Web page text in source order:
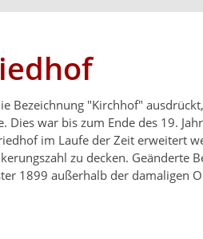
Bezeichnung "Kirchhof"
Dies war bis zum Ende des 19.
im Laufe der Zeit erweitert
zu decken. Geänderte
1899 außerhalb der damaligen